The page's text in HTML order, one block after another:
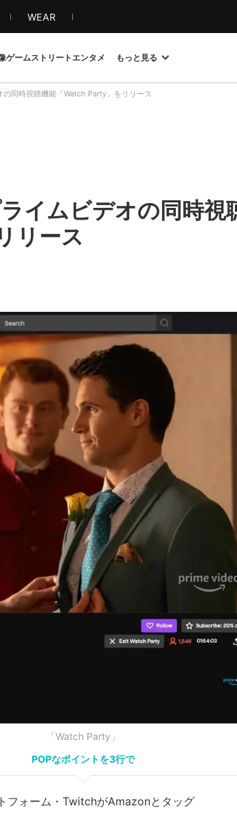
WEAR
ゲームストリート エンタメ もっと見る
同時視聴機能「Watch Party」をリリース
イムビデオの同時視
リース
「Watch Party」
POPなポイントを3行で
フォーム・TwitchがAmazonとタッグ